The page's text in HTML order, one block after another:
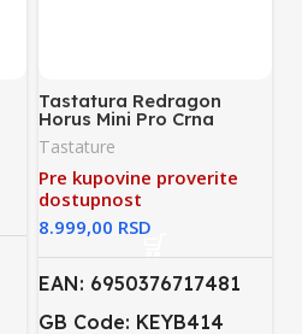
Tastatura Redragon
Horus Mini Pro Crna
Tastature
Pre kupovine proverite
dostupnost
RSD
EAN: 6950376717481
GB Code: KEYB414